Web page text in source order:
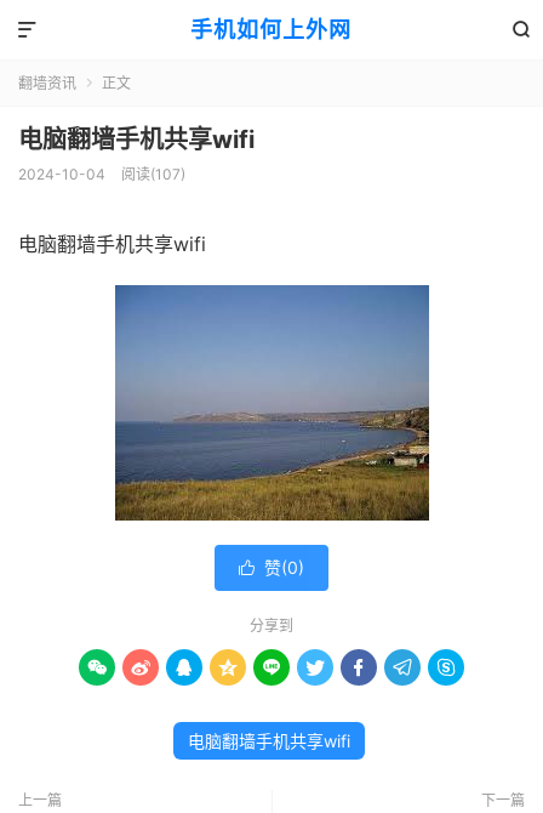
手机如何上外网 

翻墙资讯  正文
电脑翻墙手机共享wifi
2024-10-04 阅读(107)
电脑翻墙手机共享wifi
 赞(0)
分享到
        
电脑翻墙手机共享wifi
上一篇 下一篇